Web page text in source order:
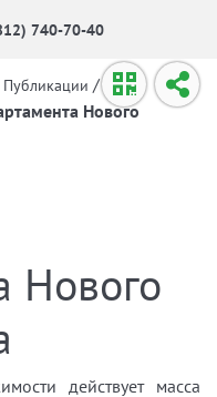
740-70-40
Публикации /
Нового
Нового
действует масса